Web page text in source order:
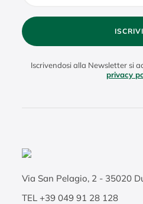
Iscrivendosi alla Newsletter si
privacy
Via San Pelagio, 2 - 35020
TEL+39 049 91 28 128